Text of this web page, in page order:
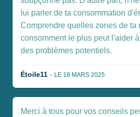
lui parler de ta consommation
Comprendre quelles zones de ta
consomment le plus peut l'aider
des problèmes potentiels.
Étoile11 - LE 18 MARS 2025
Merci à tous pour vos conseils